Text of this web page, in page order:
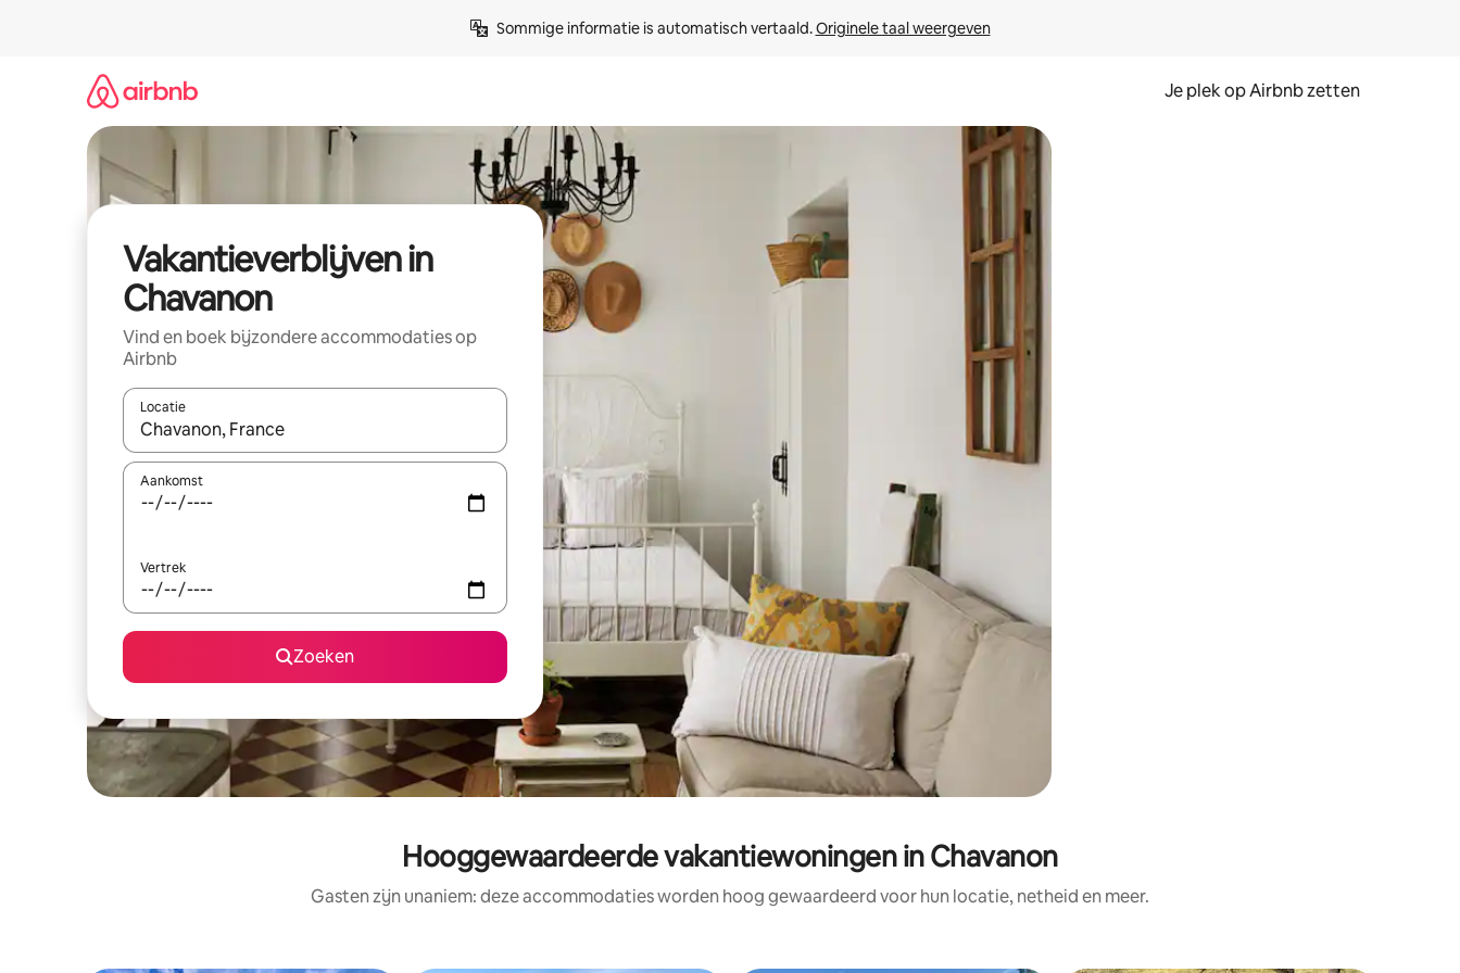
Sommige informatie is automatisch vertaald. Originele taal weergeven
Je plek op Airbnb zetten
Vakantieverblijven in
Chavanon
Vind en boek bijzondere accommodaties op
Airbnb
Locatie
Wanneer er resultaten beschikbaar zijn, maak je een keuze met je de pijltjestoetsen omhoog en omlaag, óf door te tikken of swipen.
Aankomst
Vertrek
Zoeken
Hooggewaardeerde vakantiewoningen in Chavanon
Gasten zijn unaniem: deze accommodaties worden hoog gewaardeerd voor hun locatie, netheid en meer.